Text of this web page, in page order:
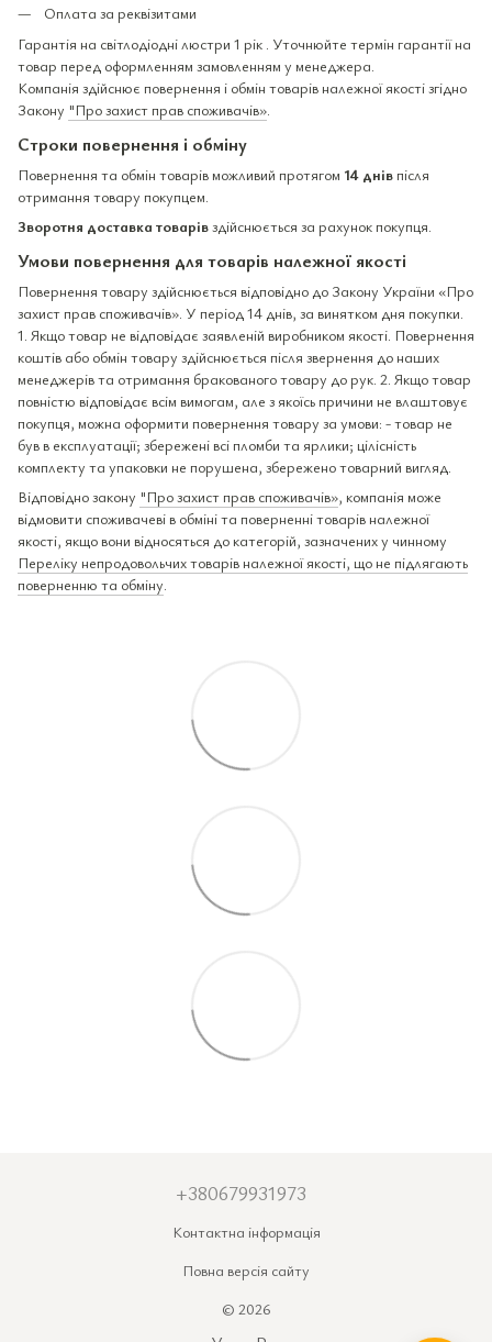
Оплата за реквізитами
Гарантія на світлодіодні люстри 1 рік . Уточнюйте термін гарантії на
товар перед оформленням замовленням у менеджера.
Компанія здійснює повернення і обмін товарів належної якості згідно
Закону "Про захист прав споживачів».
Строки повернення і обміну
Повернення та обмін товарів можливий протягом 14 днів після
отримання товару покупцем.
Зворотня доставка товарівздійснюється за рахунок покупця.
Умови повернення для товарів належної якості
Повернення товару здійснюється відповідно до Закону України «Про
захист прав споживачів». У період 14 днів, за винятком дня покупки.
1. Якщо товар не відповідає заявленій виробником якості. Повернення
коштів або обмін товару здійснюється після звернення до наших
менеджерів та отримання бракованого товару до рук. 2. Якщо товар
повністю відповідає всім вимогам, але з якоїсь причини не влаштовує
покупця, можна оформити повернення товару за умови: - товар не
був в експлуатації; збережені всі пломби та ярлики; цілісність
комплекту та упаковки не порушена, збережено товарний вигляд.
Відповідно закону "Про захист прав споживачів», компанія може
відмовити споживачеві в обміні та поверненні товарів належної
якості, якщо вони відносяться до категорій, зазначених у чинному
Переліку непродовольчих товарів належної якості, що не підлягають
поверненню та обміну.
+380679931973
Контактна інформація
Повна версія сайту
© 2026